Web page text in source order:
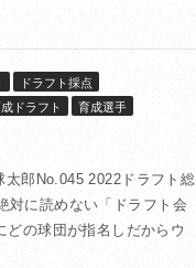
ドラフト採点
ドラフト
育成選手
郎No.045 2022ドラフト総
対に読めない「ドラフト会
どの球団が指名しだからウ